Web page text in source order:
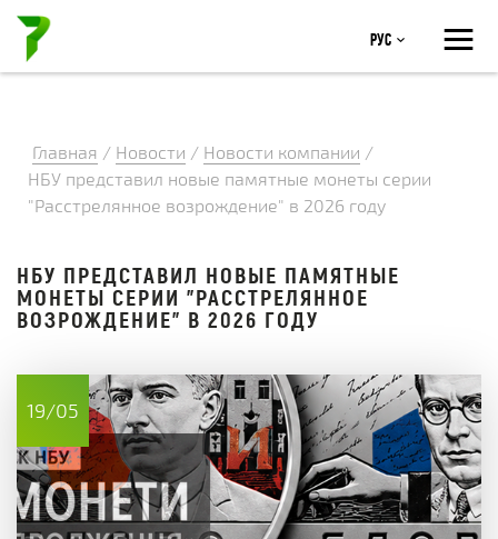
≡
Рус
Главная / Новости / Новости компании /
НБУ представил новые памятные монеты серии
"Расстрелянное возрождение" в 2026 году
НБУ ПРЕДСТАВИЛ НОВЫЕ ПАМЯТНЫЕ
МОНЕТЫ СЕРИИ "РАССТРЕЛЯННОЕ
ВОЗРОЖДЕНИЕ" В 2026 ГОДУ
19/05